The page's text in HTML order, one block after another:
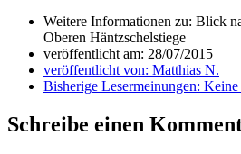
Weitere Informationen zu: Blick
Oberen Häntzschelstiege
veröffentlicht am: 28/07/2015
veröffentlicht von: Matthias N.
Bisherige Lesermeinungen: Keine
Schreibe einen